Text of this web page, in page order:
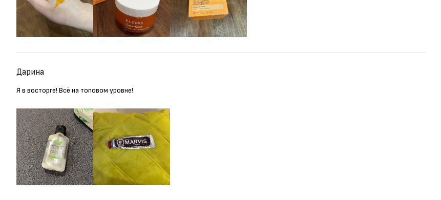
Дарина
Я в восторге! Всё на топовом уровне!